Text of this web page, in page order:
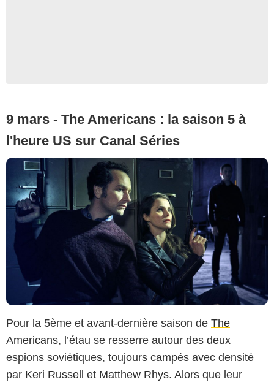
9 mars - The Americans : la saison 5 à
l'heure US sur Canal Séries
Pour la 5ème et avant-dernière saison de The
Americans, l’étau se resserre autour des deux
espions soviétiques, toujours campés avec densité
par Keri Russell et Matthew Rhys. Alors que leur